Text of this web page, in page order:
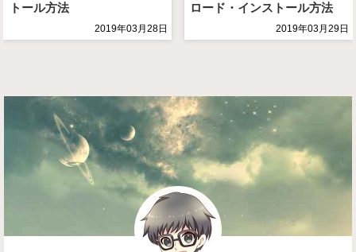
トール方法
2019年03月28日
ロード・インストール方法
2019年03月29日